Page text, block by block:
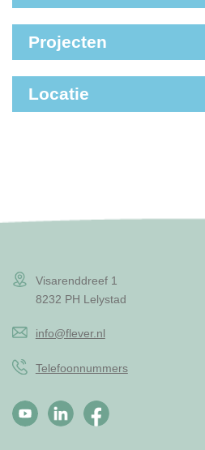
Projecten
Locatie
Visarenddreef 1
8232 PH Lelystad
info@flever.nl
Telefoonnummers